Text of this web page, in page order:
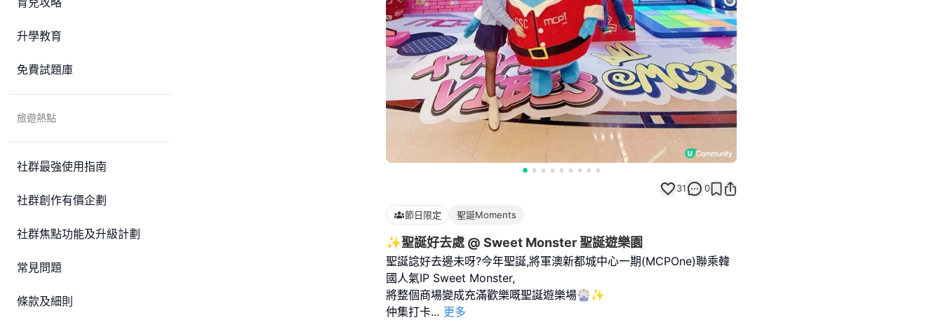
升學教育
免費試題庫
旅遊熱點
社群最強使用指南
社群創作有價企劃
社群焦點功能及升級計劃
常見問題
條款及細則
31 0
節日限定 聖誕Moments
✨聖誕好去處 @ Sweet Monster 聖誕遊樂園
聖誕諗好去邊未呀?今年聖誕,將軍澳新都城中心一期(MCPOne)聯乘韓
國人氣IP Sweet Monster,
將整個商場變成充滿歡樂嘅聖誕遊樂場🎡✨
仲集打卡... 更多